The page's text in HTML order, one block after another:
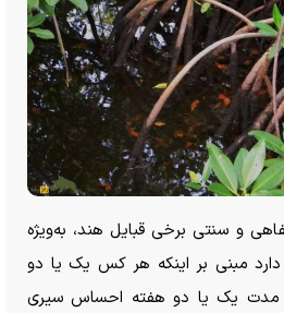
و سنتی برخی قبایل هند، به‌ویژه
دارد مبنی بر اینکه هر کس یک یا دو
مدت یک یا دو هفته احساس سیری